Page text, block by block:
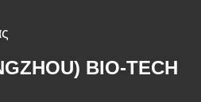
BIO-TECH